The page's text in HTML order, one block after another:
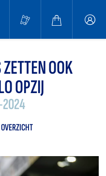
OOK
OPZIJ